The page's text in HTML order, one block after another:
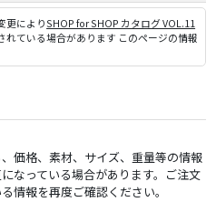
更によりSHOP for SHOP カタログ VOL.11
ている場合があります このページの情報
価格、素材、サイズ、重量等の情報
なっている場合があります。ご注文
情報を再度ご確認ください。